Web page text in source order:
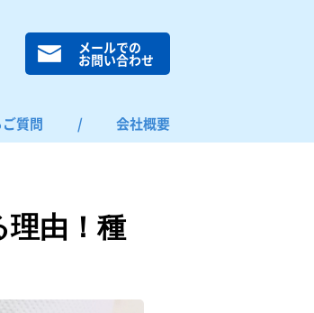
メールでの
お問い合わせ
質問 / 会社概要
由！種